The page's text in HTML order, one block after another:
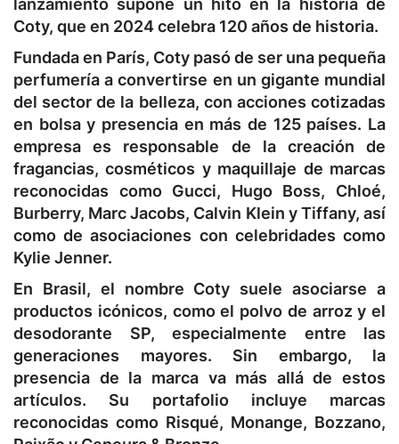
lanzamiento supone un hito en la historia de
Coty, que en 2024 celebra 120 años de historia.
Fundada en París, Coty pasó de ser una pequeña
perfumería a convertirse en un gigante mundial
del sector de la belleza, con acciones cotizadas
en bolsa y presencia en más de 125 países. La
empresa es responsable de la creación de
fragancias, cosméticos y maquillaje de marcas
reconocidas como Gucci, Hugo Boss, Chloé,
Burberry, Marc Jacobs, Calvin Klein y Tiffany, así
como de asociaciones con celebridades como
Kylie Jenner.
En Brasil, el nombre Coty suele asociarse a
productos icónicos, como el polvo de arroz y el
desodorante SP, especialmente entre las
generaciones mayores. Sin embargo, la
presencia de la marca va más allá de estos
artículos. Su portafolio incluye marcas
reconocidas como Risqué, Monange, Bozzano,